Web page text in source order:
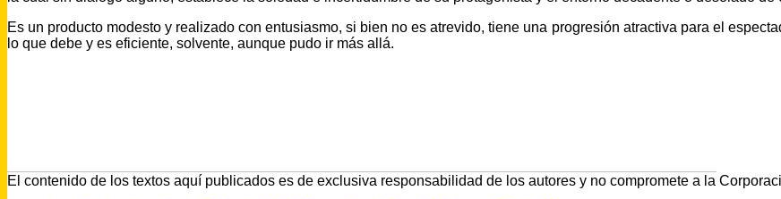
Es un producto modesto y realizado con entusiasmo, si bien no es atrevido, tiene una progresión atractiva para el
lo que debe y es eficiente, solvente, aunque pudo ir más allá.
El contenido de los textos aquí publicados es de exclusiva responsabilidad de los autores y no compromete a la